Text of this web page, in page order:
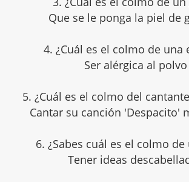
Que se le ponga la piel de
4. ¿Cuál es el colmo de una
Ser alérgica al polvo
5. ¿Cuál es el colmo del
Cantar su canción 'Despacito'
6. ¿Sabes cuál es el colmo de
Tener ideas